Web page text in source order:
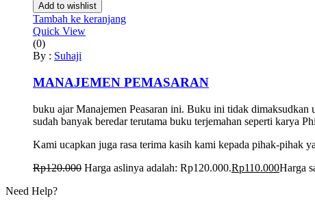
Add to wishlist
Tambah ke keranjang
Quick View
(0)
By : Suhaji
MANAJEMEN PEMASARAN
buku ajar Manajemen Peasaran ini. Buku ini tidak dimaksudkan
sudah banyak beredar terutama buku terjemahan seperti karya
Kami ucapkan juga rasa terima kasih kami kepada pihak-pihak
Rp120.000 Harga aslinya adalah: Rp120.000.Rp110.000Harga
Need Help?